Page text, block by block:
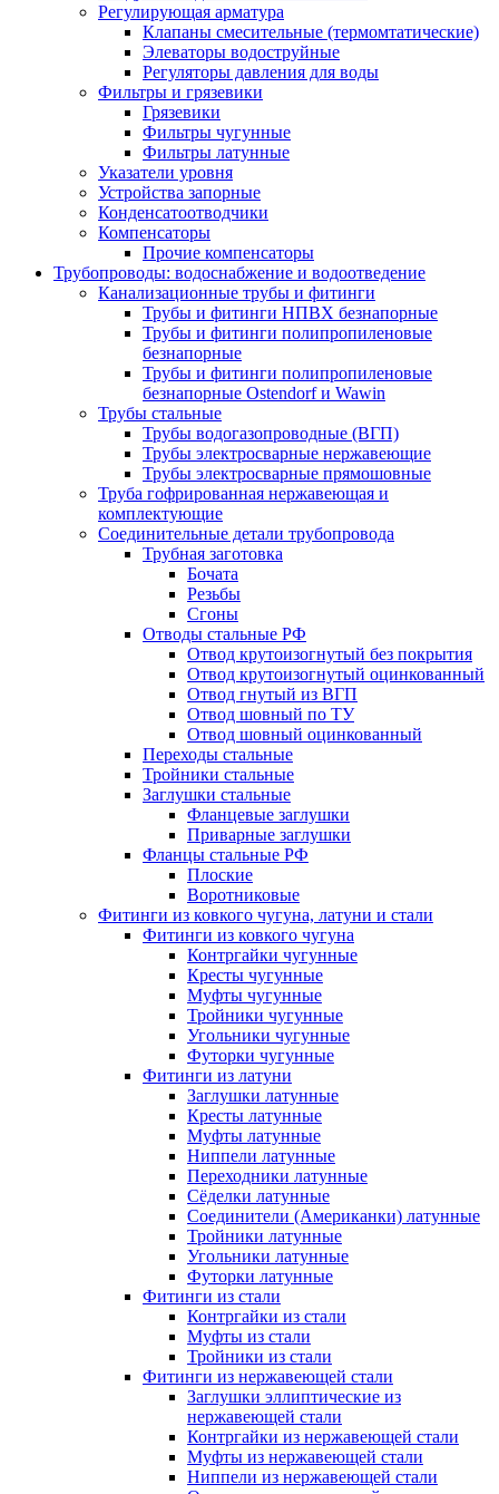
Регулирующая арматура
Клапаны смесительные (термомтатические)
Элеваторы водоструйные
Регуляторы давления для воды
Фильтры и грязевики
Грязевики
Фильтры чугунные
Фильтры латунные
Указатели уровня
Устройства запорные
Конденсатоотводчики
Компенсаторы
Прочие компенсаторы
Трубопроводы: водоснабжение и водоотведение
Канализационные трубы и фитинги
Трубы и фитинги НПВХ безнапорные
Трубы и фитинги полипропиленовые
безнапорные
Трубы и фитинги полипропиленовые
безнапорные Ostendorf и Wawin
Трубы стальные
Трубы водогазопроводные (ВГП)
Трубы электросварные нержавеющие
Трубы электросварные прямошовные
Труба гофрированная нержавеющая и
комплектующие
Соединительные детали трубопровода
Трубная заготовка
Бочата
Резьбы
Сгоны
Отводы стальные РФ
Отвод крутоизогнутый без покрытия
Отвод крутоизогнутый оцинкованный
Отвод гнутый из ВГП
Отвод шовный по ТУ
Отвод шовный оцинкованный
Переходы стальные
Тройники стальные
Заглушки стальные
Фланцевые заглушки
Приварные заглушки
Фланцы стальные РФ
Плоские
Воротниковые
Фитинги из ковкого чугуна, латуни и стали
Фитинги из ковкого чугуна
Контргайки чугунные
Кресты чугунные
Муфты чугунные
Тройники чугунные
Угольники чугунные
Футорки чугунные
Фитинги из латуни
Заглушки латунные
Кресты латунные
Муфты латунные
Ниппели латунные
Переходники латунные
Сёделки латунные
Соединители (Американки) латунные
Тройники латунные
Угольники латунные
Футорки латунные
Фитинги из стали
Контргайки из стали
Муфты из стали
Тройники из стали
Фитинги из нержавеющей стали
Заглушки эллиптические из
нержавеющей стали
Контргайки из нержавеющей стали
Муфты из нержавеющей стали
Ниппели из нержавеющей стали